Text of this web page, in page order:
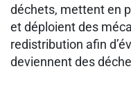
déchets, mettent en
et déploient des
redistribution afin
deviennent des